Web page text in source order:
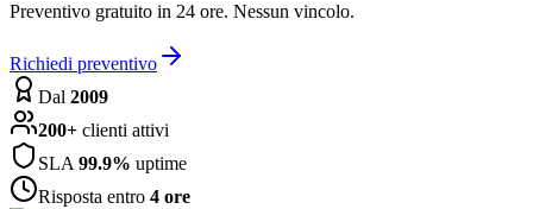
Preventivo gratuito in 24 ore. Nessun vincolo.
Richiedi preventivo
Dal 2009
200+ clienti attivi
SLA99.9% uptime
Risposta entro 4 ore